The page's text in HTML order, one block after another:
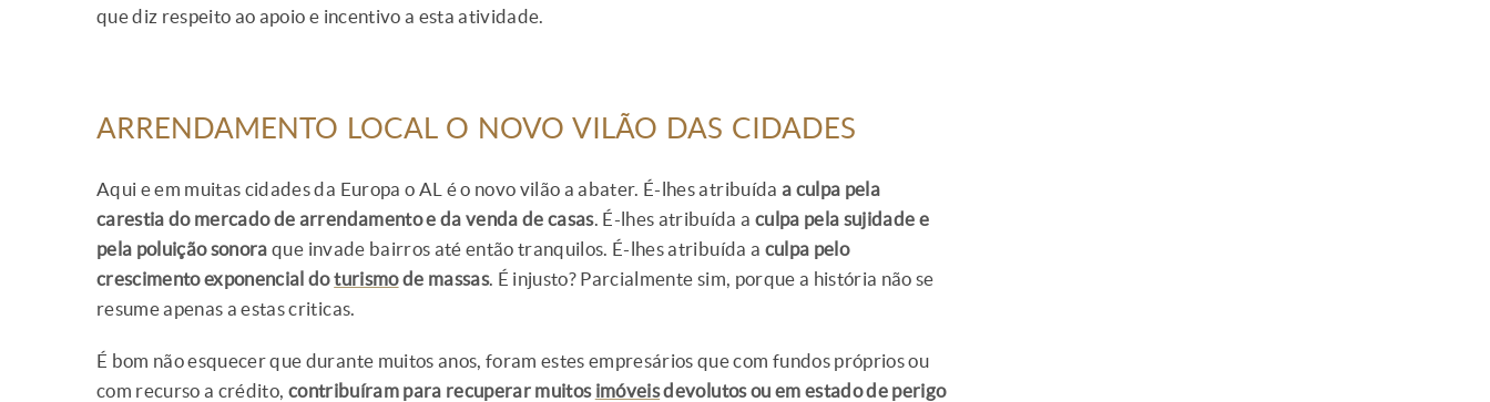
que diz respeito ao apoio e incentivo a esta atividade.
ARRENDAMENTO LOCAL O NOVO VILÃO DAS CIDADES
Aqui e em muitas cidades da Europa o AL é o novo vilão a abater. É-lhes atribuída a culpa pela
carestia do mercado de arrendamento e da venda de casas. É-lhes atribuída a culpa pela sujidade e
pela poluição sonora que invade bairros até então tranquilos. É-lhes atribuída a culpa pelo
crescimento exponencial doturismode massas. É injusto? Parcialmente sim, porque a história não se
resume apenas a estas criticas.
É bom não esquecer que durante muitos anos, foram estes empresários que com fundos próprios ou
com recurso a crédito, contribuíram para recuperar muitos imóveisdevolutos ou em estado de perigo